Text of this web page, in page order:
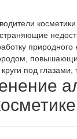
природного
под глазами,